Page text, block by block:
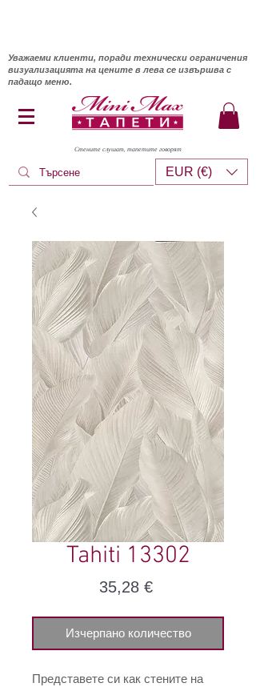
Уважаеми клиенти, поради технически ограничения
визуализацията на цените в лева се извършва с
падащо меню.
Стените слушат, тапетите говорят
EUR (€)
Tahiti 13302
35,28 €Цена
Изчерпано количество
Представете си как стените на